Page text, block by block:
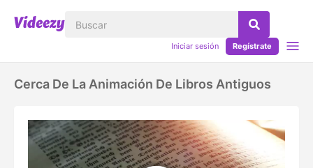
Iniciar sesión Regístrate
Cerca De La Animación De Libros Antiguos